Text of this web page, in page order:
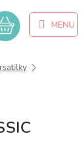
Nákupní
košík